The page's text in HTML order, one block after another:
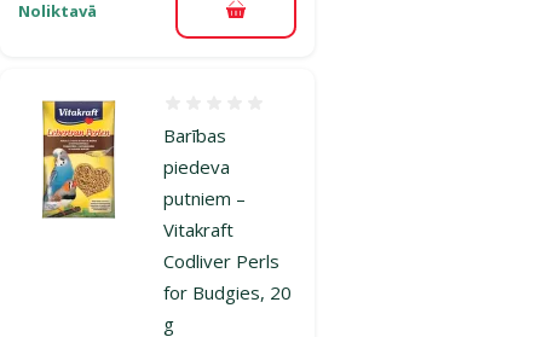
Noliktavā Pievienot grozam
Barības
piedeva
putniem –
Vitakraft
Codliver Perls
for Budgies, 20
g